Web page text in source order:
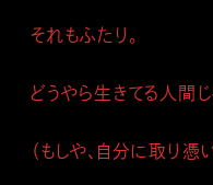
それもふたり。
どうやら生きてる人間じ
（もしや、自分に取り憑